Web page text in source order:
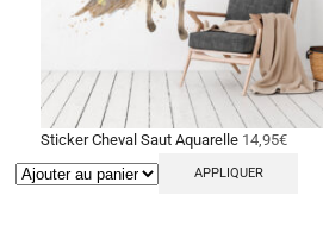
Sticker Cheval Saut Aquarelle 14,95€
APPLIQUER